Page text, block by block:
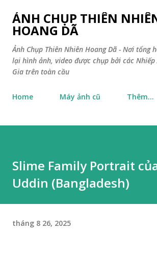
Chuyển đến nội dung
ẢNH CHỤP THIÊN
HOANG DÃ
Ảnh Chụp Thiên Nhiên Hoang Dã - Nơi tổng
lại hình ảnh, video được chụp bởi các Nhiếp
Gia trên toàn cầu
Home Máy ảnh cũ Thêm…
Slime Family Portrait
Uddin (Bangladesh)
tháng 8 26, 2025